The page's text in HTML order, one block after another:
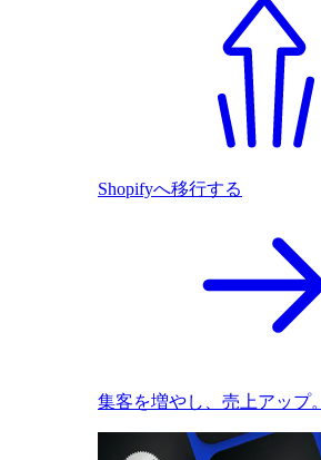
Shopifyへ移行する
集客を増やし、売上アップ。